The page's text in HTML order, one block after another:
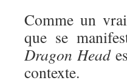
Comme un
que se
Dragon Head
contexte.